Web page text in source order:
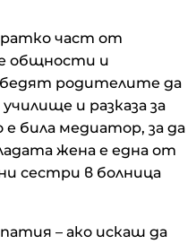
част от
общности и
родителите да
и разказа за
била медиатор, за да
жена е една от
сестри в болница
– ако искаш да